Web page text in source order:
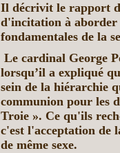
Il décrivit le rapport
d'incitation à aborder
fondamentales de la
Le cardinal George
lorsqu’il a expliqué
sein de la hiérarchie
communion pour les
Troie ». Ce qu'ils
c'est l'acceptation de
de même sexe.